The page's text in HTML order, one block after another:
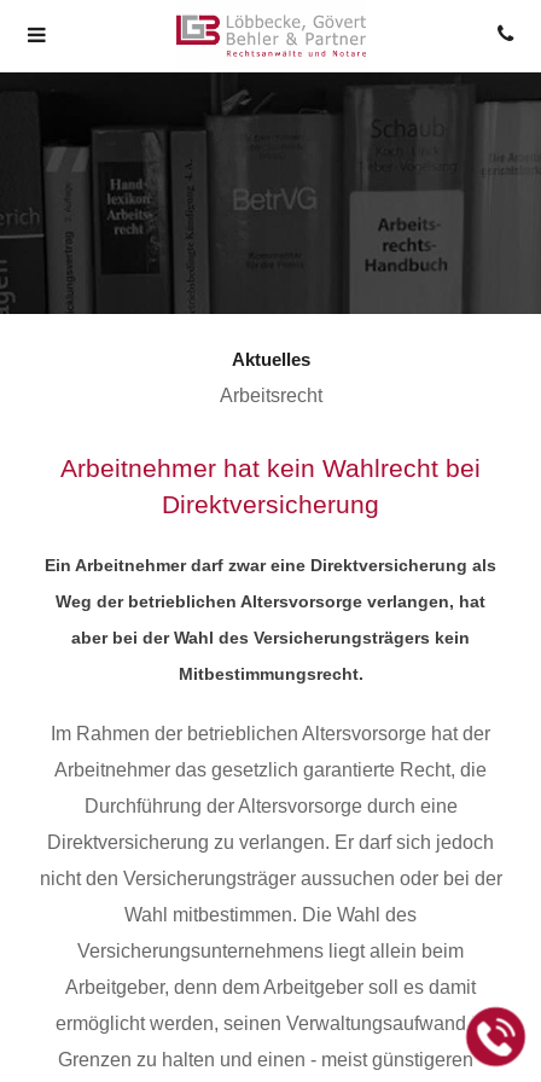
Aktuelles
Arbeitsrecht
Arbeitnehmer hat kein Wahlrecht bei
Direktversicherung
Ein Arbeitnehmer darf zwar eine Direktversicherung als
Weg der betrieblichen Altersvorsorge verlangen, hat
aber bei der Wahl des Versicherungsträgers kein
Mitbestimmungsrecht.
Im Rahmen der betrieblichen Altersvorsorge hat der
Arbeitnehmer das gesetzlich garantierte Recht, die
Durchführung der Altersvorsorge durch eine
Direktversicherung zu verlangen. Er darf sich jedoch
nicht den Versicherungsträger aussuchen oder bei der
Wahl mitbestimmen. Die Wahl des
Versicherungsunternehmens liegt allein beim
Arbeitgeber, denn dem Arbeitgeber soll es damit
ermöglicht werden, seinen Verwaltungsaufwand in
Grenzen zu halten und einen - meist günstigeren -